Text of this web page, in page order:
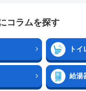
コラムを探す
ト
給湯